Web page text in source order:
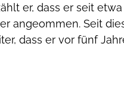
er, dass er seit
angeommen. Seit
dass er vor fünf